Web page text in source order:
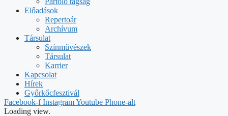
Előadások
Repertoár
Archívum
Társulat
Színművészek
Társulat
Karrier
Kapcsolat
Hírek
Győrkőcfesztivál
Facebook-f InstagramYoutube Phone-alt
Loading view.